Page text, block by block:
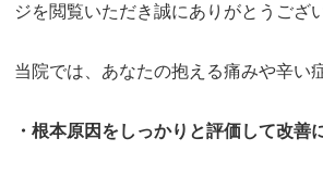
ジを閲覧いただき誠にありがとうござ
当院では、あなたの抱える痛みや辛い
・根本原因をしっかりと評価して改善